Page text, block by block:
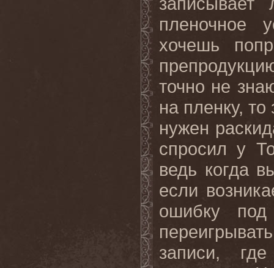
пленочное
хочешь
точно не
на пленку,
нужен
спросил у
ведь когда
если
ошибку
записи,